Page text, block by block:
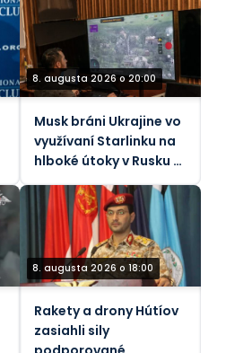
8. augusta 2026 o 20:00
Musk bráni Ukrajine vo
využívaní Starlinku na
hlboké útoky v Rusku –
8. augusta 2026 o 18:00
Rakety a drony Hútíov
zasiahli sily